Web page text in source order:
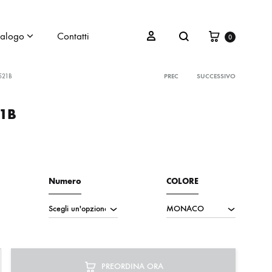
Contatti 0
PREC SUCCESSIVO
Numero COLORE
PREORDINA ORA